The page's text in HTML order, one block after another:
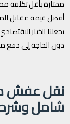
ممتازة بأقل تكلفة
أفضل قيمة مقابل
يجعلنا الخيار
دون الحاجة إلى دفع
نقل عفش
شامل